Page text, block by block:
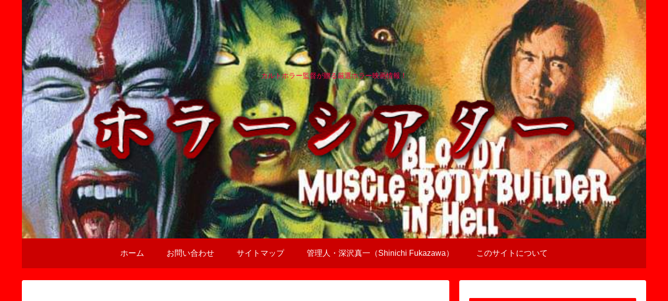
カルトホラー監督が贈る厳選ホラー映画情報！
ホーム お問い合わせ サイトマップ 管理人・深沢真一（Shinichi Fukazawa） このサイトについて